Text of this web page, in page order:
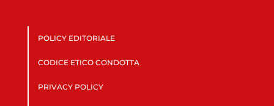
POLICY EDITORIALE
CODICE ETICO CONDOTTA
PRIVACY POLICY